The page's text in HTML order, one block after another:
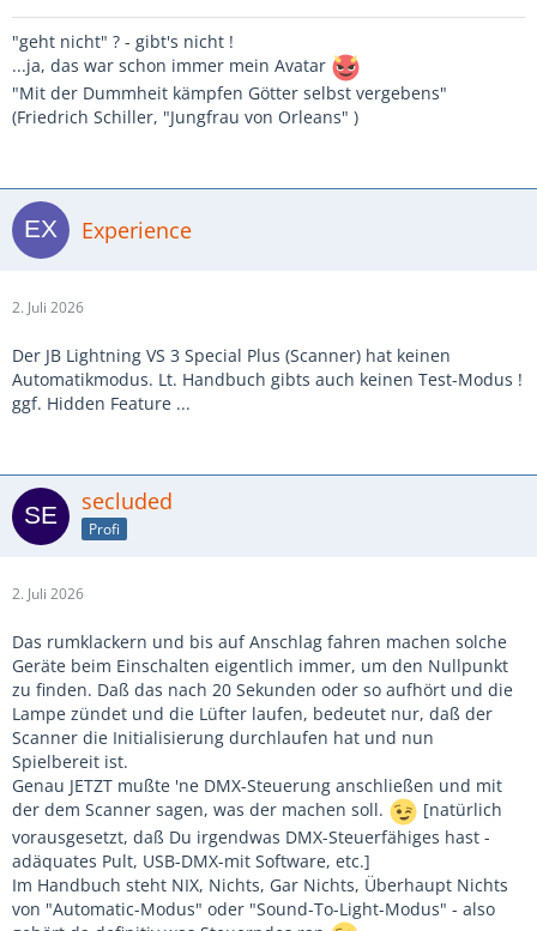
"geht nicht" ? - gibt's nicht !
...ja, das war schon immer mein Avatar
"Mit der Dummheit kämpfen Götter selbst vergebens"
(Friedrich Schiller, "Jungfrau von Orleans" )
Experience
2. Juli 2026
Der JB Lightning VS 3 Special Plus (Scanner) hat keinen
Automatikmodus. Lt. Handbuch gibts auch keinen Test-Modus !
ggf. Hidden Feature ...
secluded
Profi
2. Juli 2026
Das rumklackern und bis auf Anschlag fahren machen solche
Geräte beim Einschalten eigentlich immer, um den Nullpunkt
zu finden. Daß das nach 20 Sekunden oder so aufhört und die
Lampe zündet und die Lüfter laufen, bedeutet nur, daß der
Scanner die Initialisierung durchlaufen hat und nun
Spielbereit ist.
Genau JETZT mußte 'ne DMX-Steuerung anschließen und mit
der dem Scanner sagen, was der machen soll.
[natürlich
vorausgesetzt, daß Du irgendwas DMX-Steuerfähiges hast -
adäquates Pult, USB-DMX-mit Software, etc.]
Im Handbuch steht NIX, Nichts, Gar Nichts, Überhaupt Nichts
von "Automatic-Modus" oder "Sound-To-Light-Modus" - also